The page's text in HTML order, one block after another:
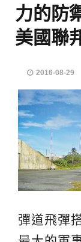
力的防
美國聯
2016-08-29
彈道飛彈